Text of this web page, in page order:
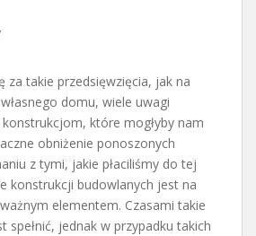
za takie przedsięwzięcia, jak na
domu, wiele uwagi
które mogłyby nam
obniżenie ponoszonych
z tymi, jakie płaciliśmy do tej
konstrukcji budowlanych jest na
elementem. Czasami takie
spełnić, jednak w przypadku takich